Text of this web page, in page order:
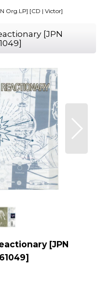
Org.LP] [CD | Victor]
[JPN
]
[JPN
]